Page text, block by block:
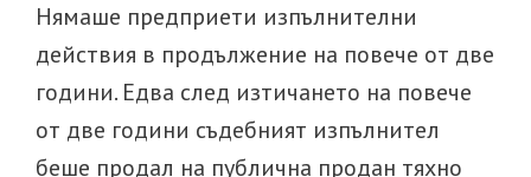
Нямаше предприети изпълнителни
действия в продължение на повече от две
години. Едва след изтичането на повече
от две години съдебният изпълнител
беше продал на публична продан тяхно